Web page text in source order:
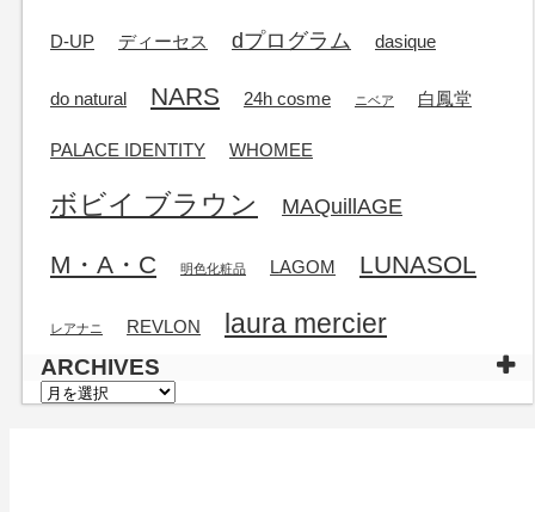
D-UP ディーセス dプログラム dasique
do natural NARS 24h cosme ニベア 白鳳堂
PALACE IDENTITY WHOMEE
ボビイ ブラウン MAQuillAGE
M・A・C 明色化粧品 LAGOM LUNASOL
レアナニ REVLON laura mercier
ARCHIVES
ARCHIVES